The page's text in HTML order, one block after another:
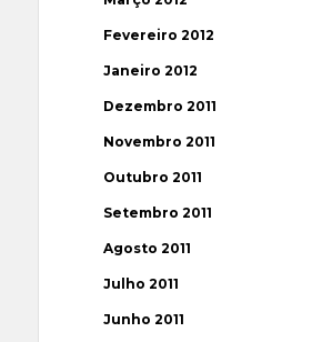
Fevereiro 2012
Janeiro 2012
Dezembro 2011
Novembro 2011
Outubro 2011
Setembro 2011
Agosto 2011
Julho 2011
Junho 2011